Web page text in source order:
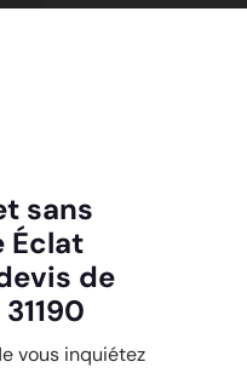
sans
Éclat
de
vous inquiétez